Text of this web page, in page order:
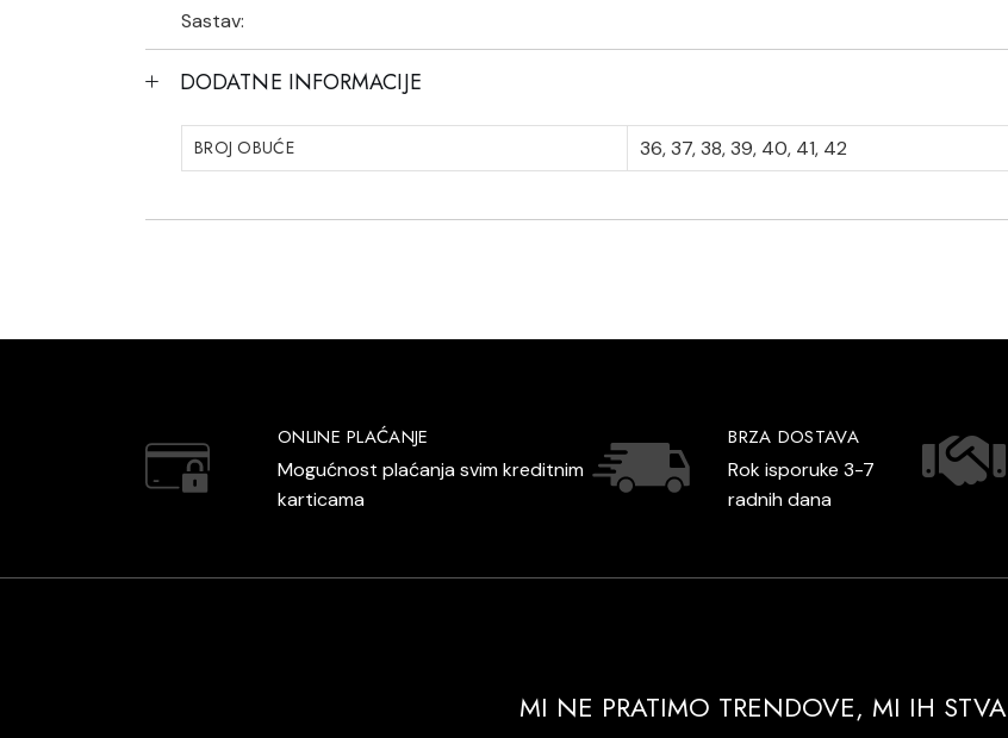
Sastav:
DODATNE INFORMACIJE
BROJ OBUĆE 36, 37, 38, 39, 40, 41, 42
ONLINE PLAĆANJE
Mogućnost plaćanja svim kreditnim
karticama
BRZA DOSTAVA
Rok isporuke 3-7
radnih dana
MI NE PRATIMO TRENDOVE, MI IH